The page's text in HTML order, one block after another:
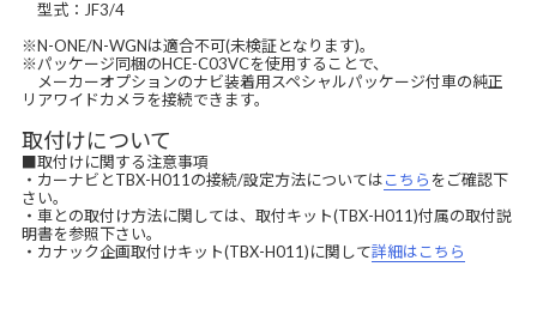
型式：JF3/4
※N-ONE/N-WGNは適合不可(未検証となります)。
※パッケージ同梱のHCE-C03VCを使用することで、
メーカーオプションのナビ装着用スペシャルパッケージ付車の純正
リアワイドカメラを接続できます。
取付けについて
■取付けに関する注意事項
・カーナビとTBX-H011の接続/設定方法についてはこちら をご確認下
さい。
・車との取付け方法に関しては、取付キット(TBX-H011)付属の取付説
明書を参照下さい。
・カナック企画取付けキット(TBX-H011)に関して詳細はこちら